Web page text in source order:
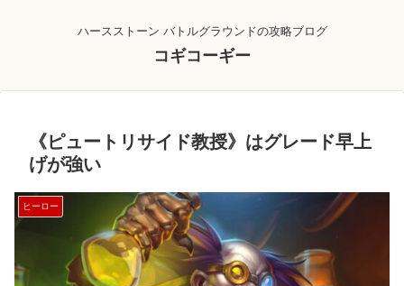
ハースストーン バトルグラウンドの攻略ブログ
コギコーギー
《ピュートリサイド教授》はグレード早上
げが強い
ヒーロー